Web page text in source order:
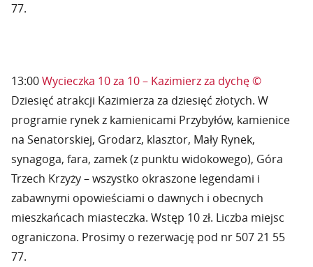
77.
13:00Wycieczka 10 za 10 – Kazimierz za dychę ©
Dziesięć atrakcji Kazimierza za dziesięć złotych. W
programie rynek z kamienicami Przybyłów, kamienice
na Senatorskiej, Grodarz, klasztor, Mały Rynek,
synagoga, fara, zamek (z punktu widokowego), Góra
Trzech Krzyży – wszystko okraszone legendami i
zabawnymi opowieściami o dawnych i obecnych
mieszkańcach miasteczka. Wstęp 10 zł. Liczba miejsc
ograniczona. Prosimy o rezerwację pod nr 507 21 55
77.